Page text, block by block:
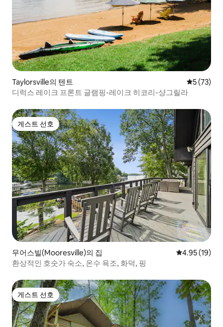
Taylorsville의 텐트 평점 5점
5 (73)
디럭스 레이크 프론트 글램핑-레이크 히코리-샹그릴라
게스트 선호
게스트 선호
무어스빌(Mooresville)의 집 평점 4.95점
4.95 (19)
환상적인 호숫가 숙소, 온수 욕조, 화덕, 핑
게스트 선호
게스트 선호